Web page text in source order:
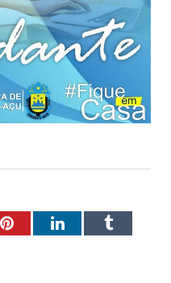
PinterestLinkedInTumblr